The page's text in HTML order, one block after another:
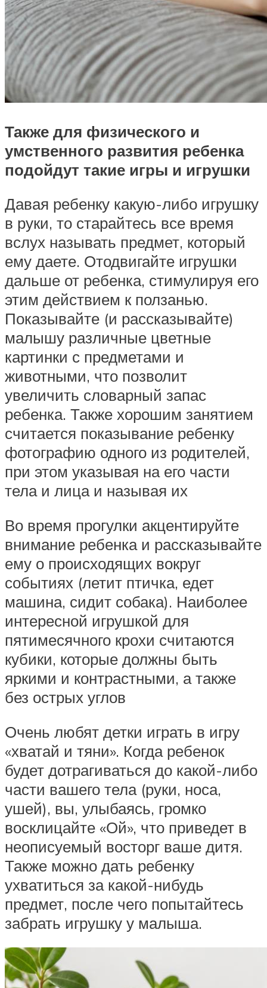
Также для физического и
умственного развития ребенка
подойдут такие игры и игрушки
Давая ребенку какую-либо игрушку
в руки, то старайтесь все время
вслух называть предмет, который
ему даете. Отодвигайте игрушки
дальше от ребенка, стимулируя его
этим действием к ползанью.
Показывайте (и рассказывайте)
малышу различные цветные
картинки с предметами и
животными, что позволит
увеличить словарный запас
ребенка. Также хорошим занятием
считается показывание ребенку
фотографию одного из родителей,
при этом указывая на его части
тела и лица и называя их
Во время прогулки акцентируйте
внимание ребенка и рассказывайте
ему о происходящих вокруг
событиях (летит птичка, едет
машина, сидит собака). Наиболее
интересной игрушкой для
пятимесячного крохи считаются
кубики, которые должны быть
яркими и контрастными, а также
без острых углов
Очень любят детки играть в игру
«хватай и тяни». Когда ребенок
будет дотрагиваться до какой-либо
части вашего тела (руки, носа,
ушей), вы, улыбаясь, громко
восклицайте «Ой», что приведет в
неописуемый восторг ваше дитя.
Также можно дать ребенку
ухватиться за какой-нибудь
предмет, после чего попытайтесь
забрать игрушку у малыша.